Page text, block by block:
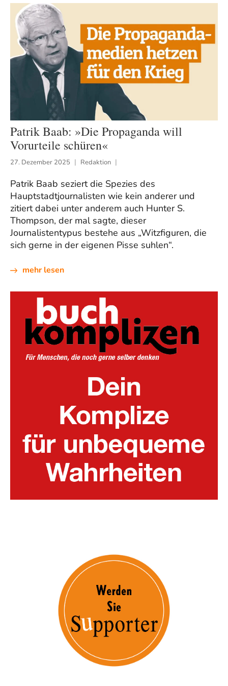
Patrik Baab: »Die Propaganda will
Vorurteile schüren«
27. Dezember 2025 Redaktion
Patrik Baab seziert die Spezies des
Hauptstadtjournalisten wie kein anderer und
zitiert dabei unter anderem auch Hunter S.
Thompson, der mal sagte, dieser
Journalistentypus bestehe aus „Witzfiguren, die
sich gerne in der eigenen Pisse suhlen“.
mehr lesen